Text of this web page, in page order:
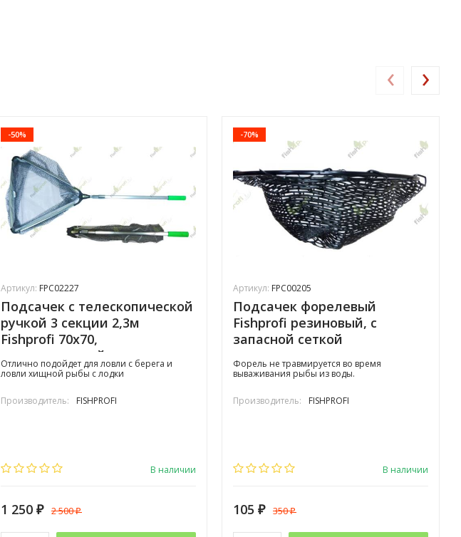
-50%
Артикул: FPC02227
Подсачек с телескопической
ручкой 3 секции 2,3м
Fishprofi 70х70,
прорезиненный
Отлично подойдет для ловли с берега и
ловли хищной рыбы с лодки
Производитель: FISHPROFI
В наличии
1 250 ₽ 2 500₽
-70%
Артикул: FPC00205
Подсачек форелевый
Fishprofi резиновый, с
запасной сеткой
Форель не травмируется во время
вываживания рыбы из воды.
Производитель: FISHPROFI
В наличии
105 ₽ 350₽
‹ ›